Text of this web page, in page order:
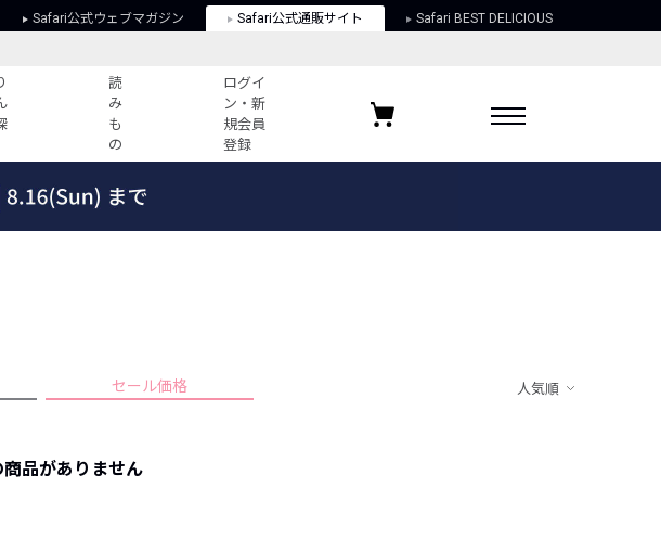
Safari公式ウェブマガジン Safari公式通販サイト Safari BEST DELICIOUS
読
み
も
の
ログイ
ン・新
規会員
登録
プライバシーポリシー
お気に入りブランド
セール価格 人気順
商品がありません